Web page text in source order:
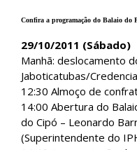
Confira a programação do Balaio do
29/10/2011 (Sábado)
Manhã: deslocamento
Jaboticatubas/
12:30 Almoço de
14:00 Abertura do
do Cipó – Leonardo
(Superintendente do